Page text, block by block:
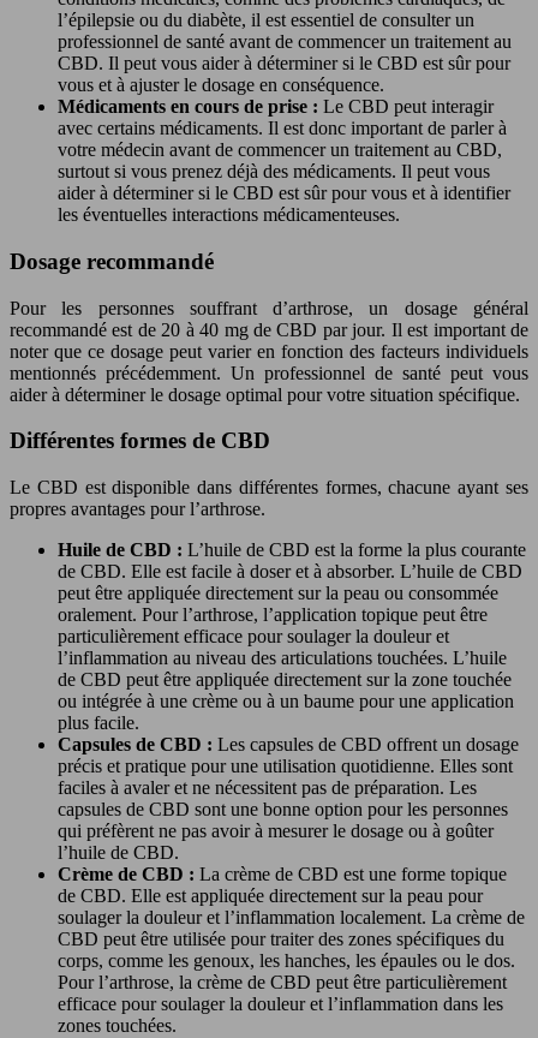
l’épilepsie ou du diabète, il est essentiel de consulter un
professionnel de santé avant de commencer un traitement au
CBD. Il peut vous aider à déterminer si le CBD est sûr pour
vous et à ajuster le dosage en conséquence.
Médicaments en cours de prise : Le CBD peut interagir
avec certains médicaments. Il est donc important de parler à
votre médecin avant de commencer un traitement au CBD,
surtout si vous prenez déjà des médicaments. Il peut vous
aider à déterminer si le CBD est sûr pour vous et à identifier
les éventuelles interactions médicamenteuses.
Dosage recommandé
Pour les personnes souffrant d’arthrose, un dosage général
recommandé est de 20 à 40 mg de CBD par jour. Il est important de
noter que ce dosage peut varier en fonction des facteurs individuels
mentionnés précédemment. Un professionnel de santé peut vous
aider à déterminer le dosage optimal pour votre situation spécifique.
Différentes formes de CBD
Le CBD est disponible dans différentes formes, chacune ayant ses
propres avantages pour l’arthrose.
Huile de CBD : L’huile de CBD est la forme la plus courante
de CBD. Elle est facile à doser et à absorber. L’huile de CBD
peut être appliquée directement sur la peau ou consommée
oralement. Pour l’arthrose, l’application topique peut être
particulièrement efficace pour soulager la douleur et
l’inflammation au niveau des articulations touchées. L’huile
de CBD peut être appliquée directement sur la zone touchée
ou intégrée à une crème ou à un baume pour une application
plus facile.
Capsules de CBD : Les capsules de CBD offrent un dosage
précis et pratique pour une utilisation quotidienne. Elles sont
faciles à avaler et ne nécessitent pas de préparation. Les
capsules de CBD sont une bonne option pour les personnes
qui préfèrent ne pas avoir à mesurer le dosage ou à goûter
l’huile de CBD.
Crème de CBD : La crème de CBD est une forme topique
de CBD. Elle est appliquée directement sur la peau pour
soulager la douleur et l’inflammation localement. La crème de
CBD peut être utilisée pour traiter des zones spécifiques du
corps, comme les genoux, les hanches, les épaules ou le dos.
Pour l’arthrose, la crème de CBD peut être particulièrement
efficace pour soulager la douleur et l’inflammation dans les
zones touchées.